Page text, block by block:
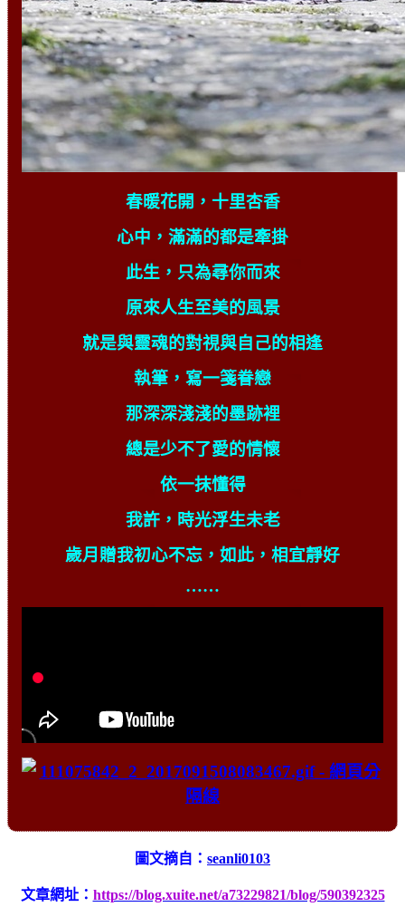
春暖花開，十里杏香
心中，滿滿的都是牽掛
此生，只為尋你而來
原來人生至美的風景
就是與靈魂的對視與自己的相逢
執筆，寫一箋眷戀
那深深淺淺的墨跡裡
總是少不了愛的情懷
依一抹懂得
我許，時光浮生未老
歲月贈我初心不忘，如此，相宜靜好
……
圖文摘自： seanli0103
文章網址： https://blog.xuite.net/a73229821/blog/590392325